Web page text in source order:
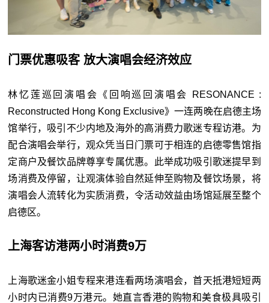
门票优惠吸客 放大演唱会经济效应
林忆莲巡回演唱会《回响巡回演唱会 RESONANCE :
Reconstructed Hong Kong Exclusive》一连两晚在启德主场
馆举行，吸引不少内地及海外的高消费力歌迷专程访港。为
配合演唱会举行，观众凭当日门票可于相连的启德零售馆指
定商户及餐饮品牌尊享专属优惠。此举成功吸引歌迷提早到
场消费及停留，让观演体验自然延伸至购物及餐饮场景，将
演唱会人流转化为实质消费，令活动效益由场馆延展至整个
启德区。
上海客访港两小时消费9万
上海歌迷金小姐专程来港连看两场演唱会，首天抵港短短两
小时内已消费9万港元。她直言香港的购物和美食极具吸引